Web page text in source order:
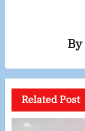
By
Related Post